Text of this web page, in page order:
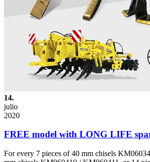
14.
julio
2020
FREE model with LONG LIFE
For every 7 pieces of 40 mm chisels